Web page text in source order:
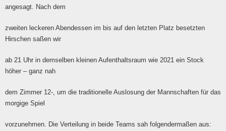
angesagt. Nach dem
zweiten leckeren Abendessen im bis auf den letzten Platz besetzten
Hirschen saßen wir
ab 21 Uhr in demselben kleinen Aufenthaltsraum wie 2021 ein Stock
höher – ganz nah
dem Zimmer 12-, um die traditionelle Auslosung der Mannschaften für das
morgige Spiel
vorzunehmen. Die Verteilung in beide Teams sah folgendermaßen aus: